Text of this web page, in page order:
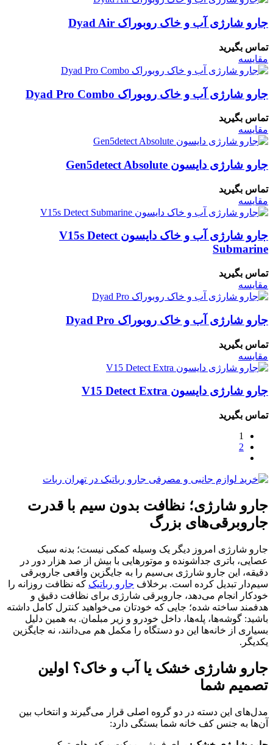
جارو شارژی آب و خاک روبوراک Dyad Air
تماس بگیرید
مقایسه
جارو شارژی آب و خاک روبوراک Dyad Pro Combo
تماس بگیرید
مقایسه
جارو شارژی دایسون Gen5detect Absolute
تماس بگیرید
مقایسه
جارو شارژی آب و خاک دایسون V15s Detect
Submarine
تماس بگیرید
مقایسه
جارو شارژی آب و خاک روبوراک Dyad Pro
تماس بگیرید
مقایسه
جارو شارژی دایسون V15 Detect Extra
تماس بگیرید
1
2
جارو شارژی؛ نظافت بدون سیم با قدرت
جاروبرقی‌های بزرگ
جارو شارژی امروز دیگر یک وسیله کمکی نیست؛ بدنه سبک
عصایی، باتری جداشونده و موتورهایی با بیش از صد هزار دور در
دقیقه، این جارو شارژی بی‌سیم را به جایگزین واقعی جاروبرقی
سیم‌دار تبدیل کرده است. برخلاف جارو رباتیک که نظافت روزانه را
خودکار انجام می‌دهد، جاروبرقی شارژی برای نظافت دقیق و
هدفمند ساخته شده؛ جایی که خودتان می‌خواهید کنترل کامل داشته
باشید: گوشه‌ها، پله‌ها، داخل خودرو و زیر مبلمان. به همین دلیل
بسیاری از خانه‌ها این دو دستگاه را مکمل هم می‌دانند، نه جایگزین
یکدیگر.
جارو شارژی خشک یا آب و خاک؟ اولین
تصمیم شما
مدل‌های این دسته در دو گروه اصلی قرار می‌گیرند و انتخاب بین
آن‌ها به جنس کف خانه شما بستگی دارد: